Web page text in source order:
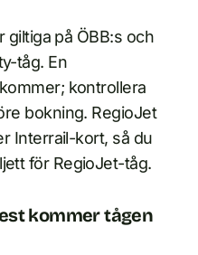
giltiga på ÖBB:s och
tåg. En
kontrollera
bokning. RegioJet
Interrail-kort, så du
för RegioJet-tåg.
kommer tågen